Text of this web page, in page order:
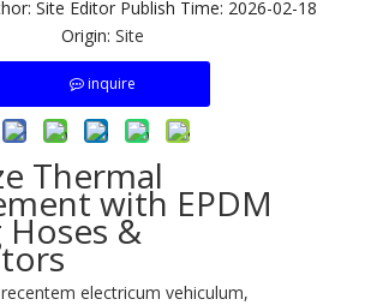
Site Editor Publish Time: 2026-02-18
Origin: Site
inquire
Thermal
with EPDM
&
electricum vehiculum,